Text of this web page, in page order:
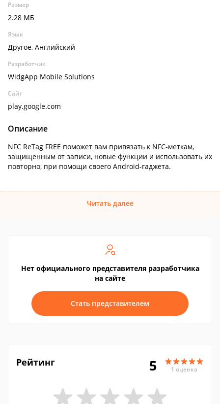
Размер
2.28 МБ
Язык
Другое, Английский
Разработчик
WidgApp Mobile Solutions
Сайт
play.google.com
Описание
NFC ReTag FREE поможет вам привязать к NFC-меткам,
защищенным от записи, новые функции и использовать их
повторно, при помощи своего Android-гаджета.
Читать далее
Нет официального представителя разработчика
на сайте
Стать представителем
Рейтинг 5 1 оценка